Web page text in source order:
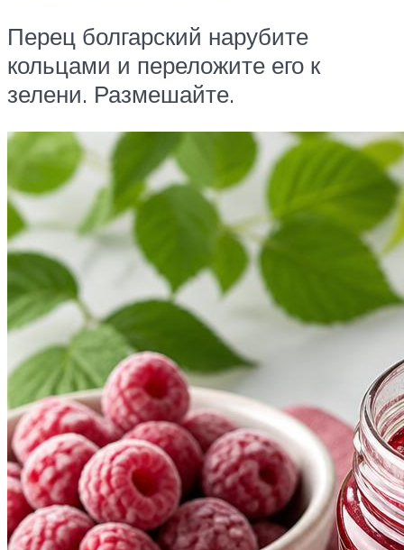
Перец болгарский нарубите
кольцами и переложите его к
зелени. Размешайте.